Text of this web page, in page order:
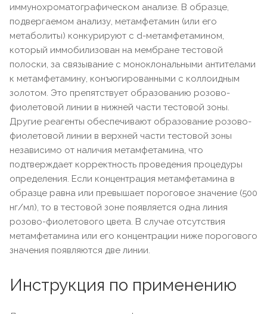
иммунохроматографическом анализе. В образце,
подвергаемом анализу, метамфетамин (или его
метаболиты) конкурируют с d-метамфетамином,
который иммобилизован на мембране тестовой
полоски, за связывание с моноклональными антителами
к метамфетамину, конъюгированными с коллоидным
золотом. Это препятствует образованию розово-
фиолетовой линии в нижней части тестовой зоны.
Другие реагенты обеспечивают образование розово-
фиолетовой линии в верхней части тестовой зоны
независимо от наличия метамфетамина, что
подтверждает корректность проведения процедуры
определения. Если концентрация метамфетамина в
образце равна или превышает пороговое значение (500
нг/мл), то в тестовой зоне появляется одна линия
розово-фиолетового цвета. В случае отсутствия
метамфетамина или его концентрации ниже порогового
значения появляются две линии.
Инструкция по применению